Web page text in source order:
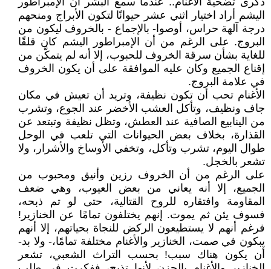
اليشم أراد اختيار اثني عشر حيوانًا لتكون الأبراج ومنحهم
درجة آلهة حراس، أوصوا- بالإجماع - بالخروف ليكون من
البروج. على الرغم من أن الإمبراطور اليشم كان قلقًا
للغاية بشأن سرقة الخروف للحبوب، إلا أنه لم يتمكَّن من
إقناع الجميع وكان عليه الموافقة على أن يكون الخروف
في علامة البروج.
الأغنام تحب أن تكون نظيفة، وتريد أن تعيش في مكان
جاف ونظيف، وتأكل العشب الأخضر عند الجوع، وتشرب
من الينابيع الصافية عند العطش، وتظل نظيفة وتبتعد عن
القذارة، بخلاف بعض الحيوانات التي تلعب في الوحل
طوال اليوم، تشرب وتأكل، وتخفي الأوساخ والأشرار، ولا
تشعر بالخجل.
على الرغم من أن الخروف رزين وأنيق ومحبوب من
الجميع، إلا أنه يعاني من بعض العيوب، وهي ضعف
المقاومة وافتقاره للروح القتالية، حتى لو تم ذبحه،
فسوف يئن ثم يموت. إنهم يختلفون تمامًا عن الخنازير!
فرغم أنهم لا يستطيعون الركض للنجاة بحياتهم، إلا أنهم
يبكون في صمت، الخنازير والأغنام مختلفة تمامًا،- ولا بد-
أن يكون هناك سبب! بحسب التراث الشعبي، تشعر